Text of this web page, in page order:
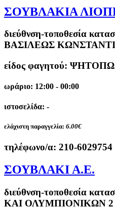
ΣΟΥΒΛΑΚΙΑ
διεύθνση-τοποθεσία
ΒΑΣΙΛΕΩΣ
είδος φαγητού:
ωράριο: 12:00 - 00:00
ιστοσελίδα: -
ελάχιστη παραγγελία: 6.00€
τηλέφωνο/α: 210-6029754
ΣΟΥΒΛΑΚΙ Α.Ε.
διεύθνση-τοποθεσία
ΚΑΙ ΟΛΥΜΠΙΟΝΙΚΩΝ 2